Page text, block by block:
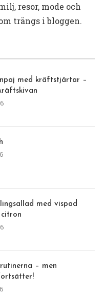
resor, mode och
trängs i bloggen.
med kräftstjärtar –
med vispad
– men